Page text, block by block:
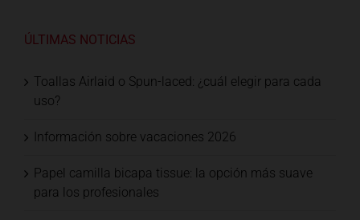
ÚLTIMAS NOTICIAS
Toallas Airlaid o Spun-laced: ¿cuál elegir para cada
uso?
Información sobre vacaciones 2026
Papel camilla bicapa tissue: la opción más suave
para los profesionales